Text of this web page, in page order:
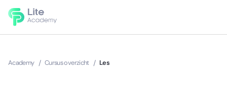
Academy / Cursus overzicht / Les